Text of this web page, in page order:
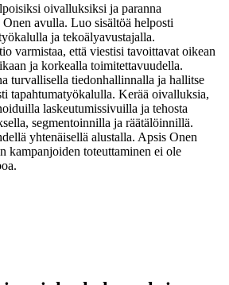
oivalluksiksi ja paranna
avulla. Luo sisältöä helposti
ja tekoälyavustajalla.
varmistaa, että viestisi tavoittavat oikean
ja korkealla toimitettavuudella.
turvallisella tiedonhallinnalla ja hallitse
tapahtumatyökalulla. Kerää oivalluksia,
laskeutumissivuilla ja tehosta
segmentoinnilla ja räätälöinnillä.
yhtenäisellä alustalla. Apsis Onen
kampanjoiden toteuttaminen ei ole